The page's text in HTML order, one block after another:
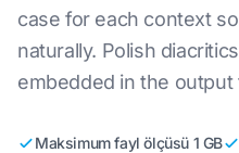
case for each context
naturally. Polish
embedded in the output
Maksimum fayl ölçüsü 1 GB